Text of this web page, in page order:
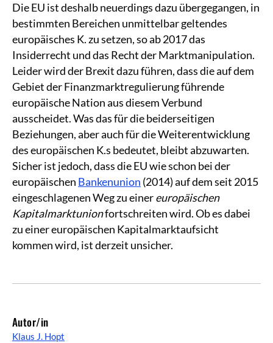
Die EU ist deshalb neuerdings dazu übergegangen, in
bestimmten Bereichen unmittelbar geltendes
europäisches K. zu setzen, so ab 2017 das
Insiderrecht und das Recht der Marktmanipulation.
Leider wird der Brexit dazu führen, dass die auf dem
Gebiet der Finanzmarktregulierung führende
europäische Nation aus diesem Verbund
ausscheidet. Was das für die beiderseitigen
Beziehungen, aber auch für die Weiterentwicklung
des europäischen K.s bedeutet, bleibt abzuwarten.
Sicher ist jedoch, dass die EU wie schon bei der
europäischen Bankenunion (2014) auf dem seit 2015
eingeschlagenen Weg zu einereuropäischen
Kapitalmarktunionfortschreiten wird. Ob es dabei
zu einer europäischen Kapitalmarktaufsicht
kommen wird, ist derzeit unsicher.
Autor/in
Klaus J. Hopt